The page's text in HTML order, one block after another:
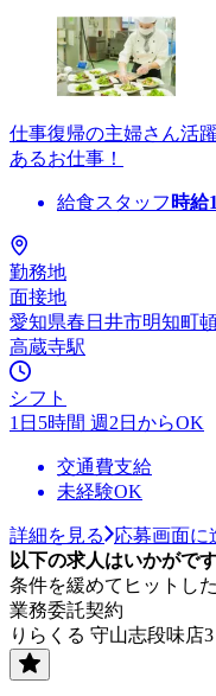
仕事復帰の主婦さん活
あるお仕事！
給食スタッフ 時給
勤務地
面接地
愛知県春日井市明知町
高蔵寺駅
シフト
1日5時間 週2日からOK
交通費支給
未経験OK
詳細を見る
応募画面に
以下の求人はいかがで
条件を緩めてヒットし
業務委託契約
りらくる 守山志段味店3